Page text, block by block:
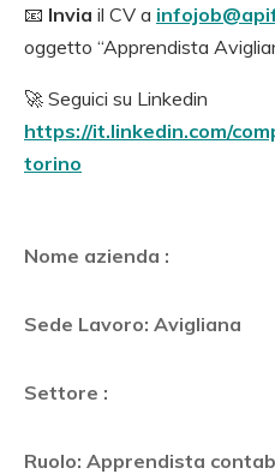
📧 Invia il CV a
oggetto “Apprendista
🚀 Seguici su Linkedin
https://it.linkedin.com/
torino
Nome azienda :
Sede Lavoro: Avigliana
Settore :
Ruolo: Apprendista